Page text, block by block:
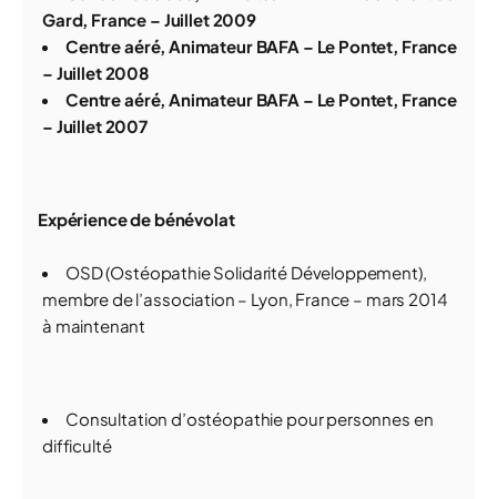
Gard, France – Juillet 2009
Centre aéré, Animateur BAFA – Le Pontet, France
– Juillet 2008
Centre aéré, Animateur BAFA – Le Pontet, France
– Juillet 2007
Expérience de bénévolat
OSD (Ostéopathie Solidarité Développement),
membre de l’association – Lyon, France – mars 2014
à maintenant
Consultation d’ostéopathie pour personnes en
difficulté